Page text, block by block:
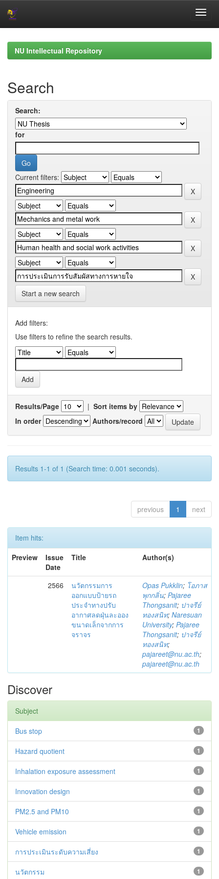
navigationNU Intellectual Repository
Search
Search:
for
Current filters:
Start a new search
Add filters:
Use filters to refine the search results.
Results/Page | Sort items by
In order
Authors/record
Results 1-1 of 1 (Search time: 0.001 seconds).
previous 1 next
Item hits:
Preview
Issue
Date
Title Author(s)
2566
นวัตกรรม​การ​
ออกแบบ​ป้าย​รถ
ประจำทาง​ปรับ
อากาศ​ลดฝุ่นละออง​
ขนาดเล็กจากการ
จราจร
Opas Pukklin; โอภาส
พุกกลิ่น; Pajaree
Thongsanit; ปาจรีย์
ทองสนิท; Naresuan
University; Pajaree
Thongsanit; ปาจรีย์
ทองสนิท;
pajareet@nu.ac.th;
pajareet@nu.ac.th
Discover
Subject
1
Bus stop
1
Hazard quotient
1
Inhalation exposure assessment
1
Innovation design
1
PM2.5 and PM10
1
Vehicle emission
1
การประเมินระดับความเสี่ยง
1
นวัตกรรม